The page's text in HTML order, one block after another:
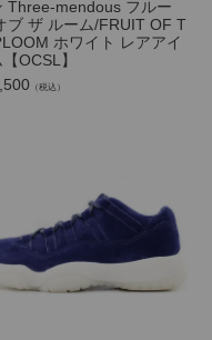
Three-mendous フルー
ブ ザ ルーム/FRUIT OF T
ホワイト レアアイ
OCSL】
（税込）